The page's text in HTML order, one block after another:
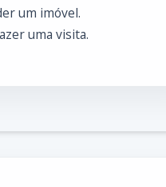
um imóvel.
uma visita.